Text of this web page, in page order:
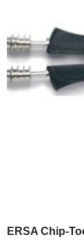
ERSA Chip-